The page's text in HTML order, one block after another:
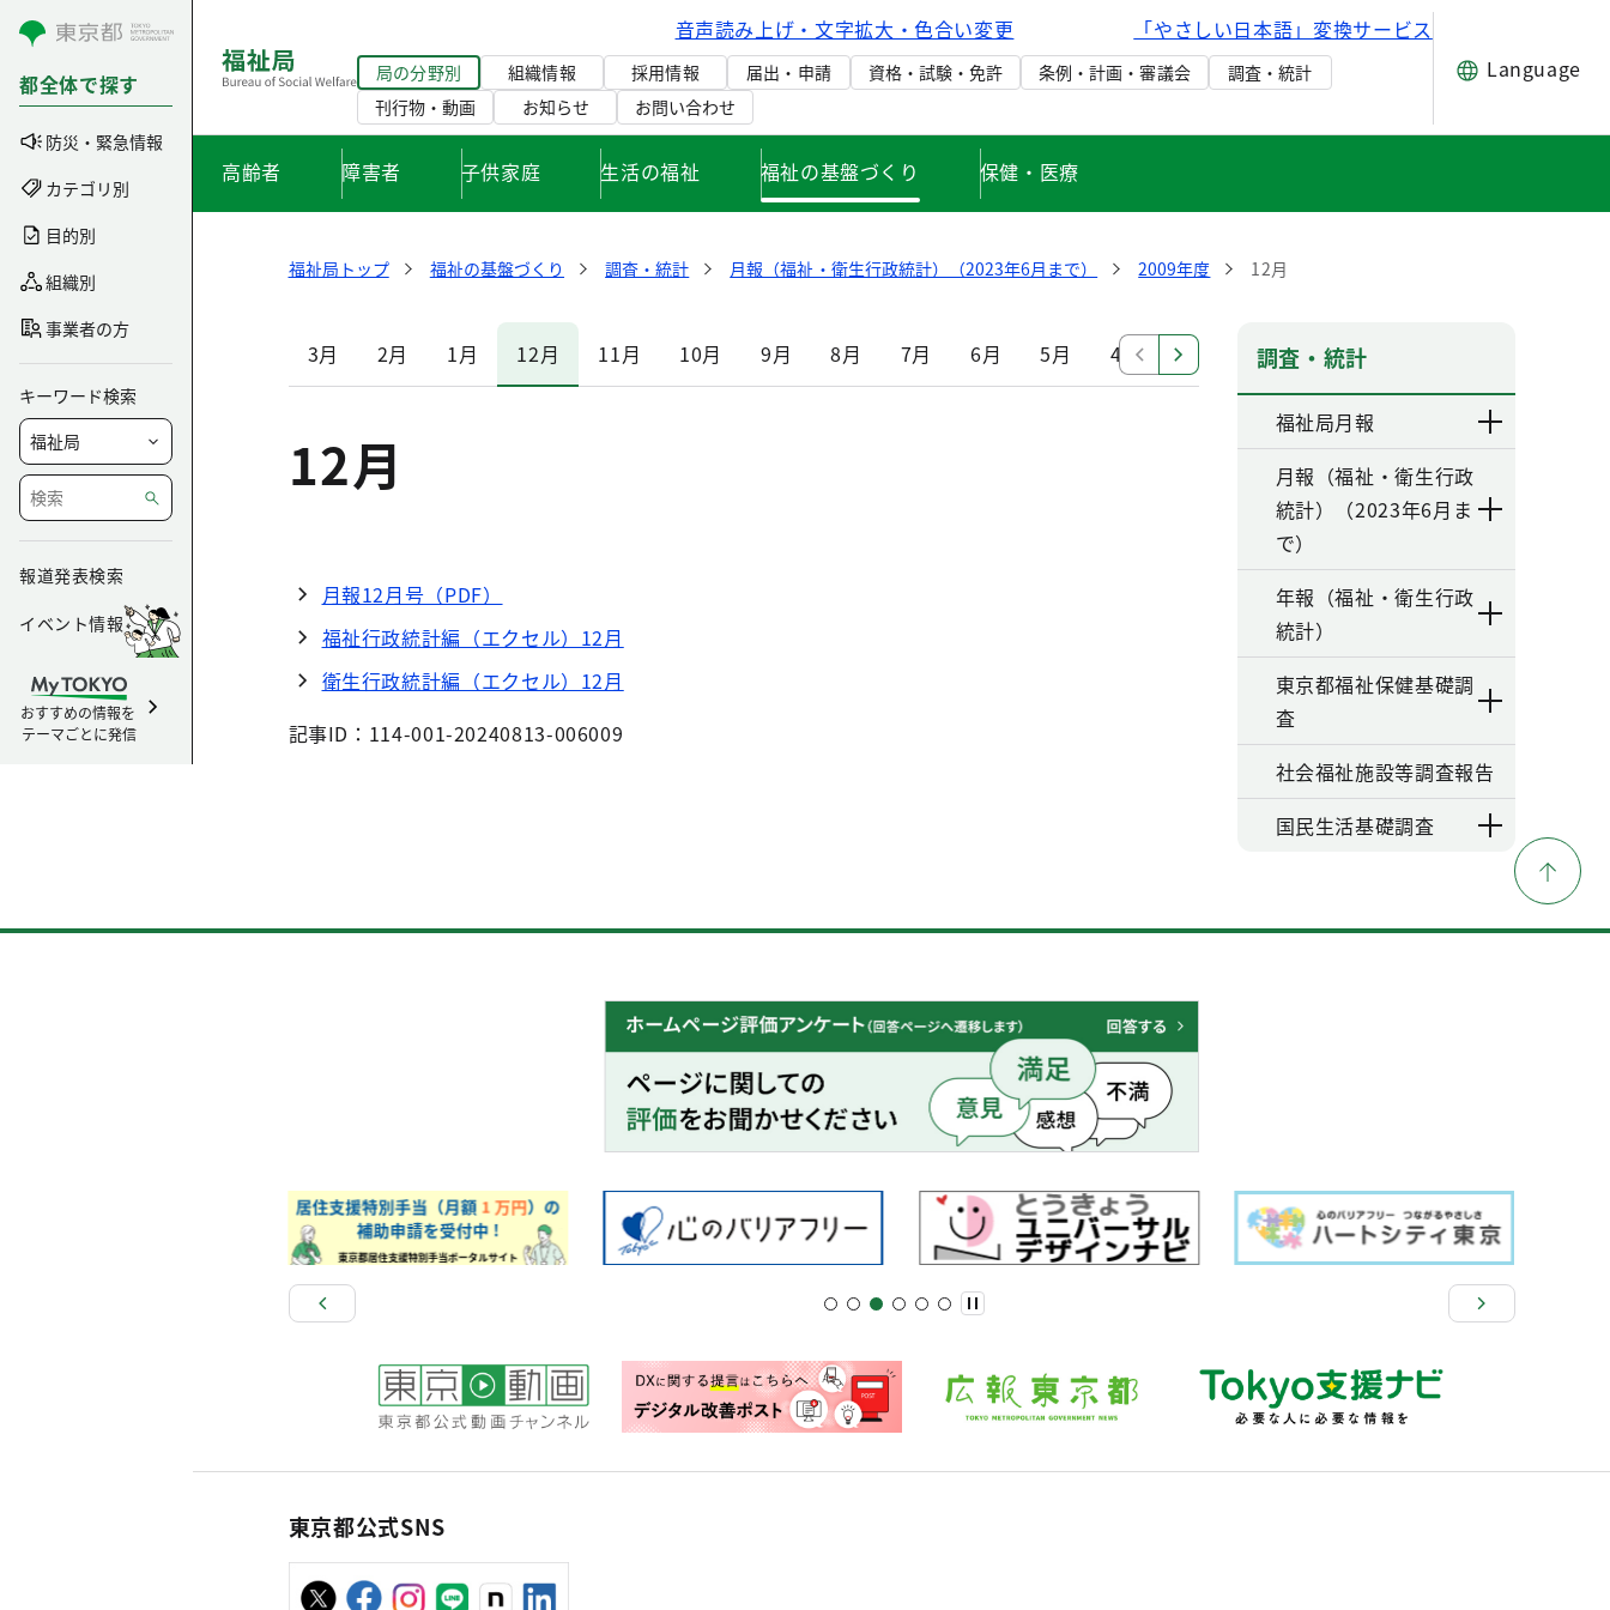
コンテンツにスキップ
都全体で探す
防災・緊急情報
カテゴリ別
目的別
組織別
事業者の方
キーワード検索
報道発表検索
イベント情報
おすすめの情報を
テーマごとに発信
音声読み上げ・文字拡大・色合い変更 「やさしい日本語」変換サービス
局の分野別 組織情報 採用情報 届出・申請 資格・試験・免許 条例・計画・審議会
調査・統計
刊行物・動画
お知らせ お問い合わせ
Language
高齢者 障害者 子供家庭 生活の福祉 福祉の基盤づくり 保健・医療
福祉局トップ 福祉の基盤づくり 調査・統計 月報（福祉・衛生行政統計）（2023年6月まで） 2009年度 12月
3月 2月 1月 12月 11月 10月 9月 8月 7月 6月 5月 4月
12月
月報12月号（PDF）
福祉行政統計編（エクセル）12月
衛生行政統計編（エクセル）12月
記事ID：114-001-20240813-006009
調査・統計
福祉局月報
月報（福祉・衛生行政
統計）（2023年6月ま
で）
年報（福祉・衛生行政
統計）
東京都福祉保健基礎調
査
社会福祉施設等調査報告
国民生活基礎調査
東京都公式SNS